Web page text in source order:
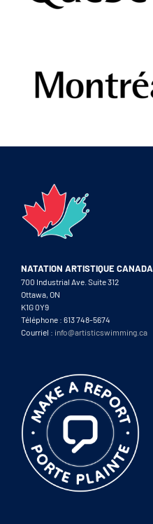
NATATION ARTISTIQUE CANADA
700 Industrial Ave. Suite 312
Ottawa, ON
K1G 0Y9
Téléphone : 613 748-5674
Courriel : info@artisticswimming.ca